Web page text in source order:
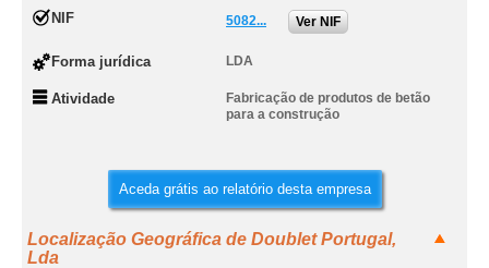
NIF 5082... Ver NIF
Forma jurídica LDA
Atividade
Fabricação de produtos de betão
para a construção
Aceda grátis ao relatório desta empresa
Localização Geográfica de Doublet Portugal,
Lda